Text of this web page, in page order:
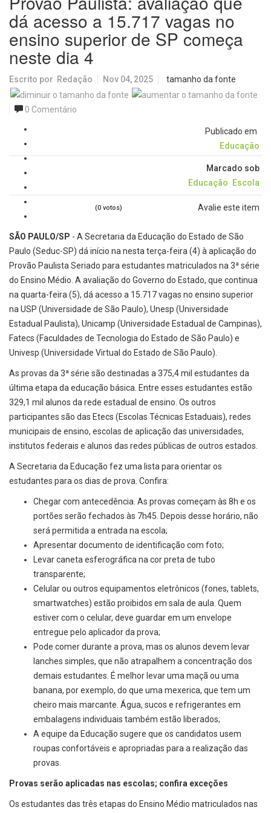
dá acesso a 15.717 vagas no
ensino superior de SP começa
neste dia 4
Escrito por Redação Nov 04, 2025 tamanho da fonte
0 Comentário
Publicado em
Educação
Marcado sob
Educação
Escola
Avalie este item
(0 votos)
SÃO PAULO/SP - A Secretaria da Educação do Estado de São
Paulo (Seduc-SP) dá início na nesta terça-feira (4) à aplicação do
Provão Paulista Seriado para estudantes matriculados na 3ª série
do Ensino Médio. A avaliação do Governo do Estado, que continua
na quarta-feira (5), dá acesso a 15.717 vagas no ensino superior
na USP (Universidade de São Paulo), Unesp (Universidade
Estadual Paulista), Unicamp (Universidade Estadual de Campinas),
Fatecs (Faculdades de Tecnologia do Estado de São Paulo) e
Univesp (Universidade Virtual do Estado de São Paulo).
As provas da 3ª série são destinadas a 375,4 mil estudantes da
última etapa da educação básica. Entre esses estudantes estão
329,1 mil alunos da rede estadual de ensino. Os outros
participantes são das Etecs (Escolas Técnicas Estaduais), redes
municipais de ensino, escolas de aplicação das universidades,
institutos federais e alunos das redes públicas de outros estados.
A Secretaria da Educação fez uma lista para orientar os
estudantes para os dias de prova. Confira:
Chegar com antecedência. As provas começam às 8h e os
portões serão fechados às 7h45. Depois desse horário, não
será permitida a entrada na escola;
Apresentar documento de identificação com foto;
Levar caneta esferográfica na cor preta de tubo
transparente;
Celular ou outros equipamentos eletrônicos (fones, tablets,
smartwatches) estão proibidos em sala de aula. Quem
estiver com o celular, deve guardar em um envelope
entregue pelo aplicador da prova;
Pode comer durante a prova, mas os alunos devem levar
lanches simples, que não atrapalhem a concentração dos
demais estudantes. É melhor levar uma maçã ou uma
banana, por exemplo, do que uma mexerica, que tem um
cheiro mais marcante. Água, sucos e refrigerantes em
embalagens individuais também estão liberados;
A equipe da Educação sugere que os candidatos usem
roupas confortáveis e apropriadas para a realização das
provas.
Provas serão aplicadas nas escolas; confira exceções
Os estudantes das três etapas do Ensino Médio matriculados nas